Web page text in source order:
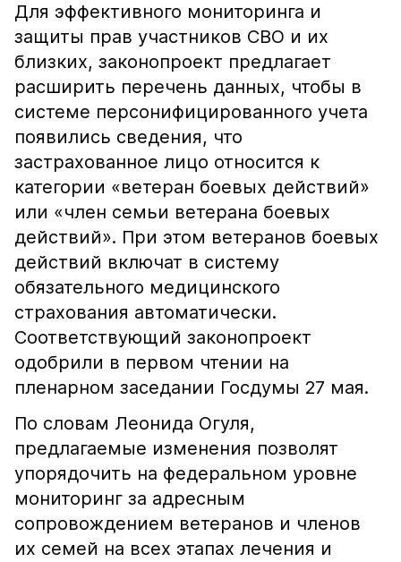
Для эффективного мониторинга и
защиты прав участников СВО и их
близких, законопроект предлагает
расширить перечень данных, чтобы в
системе персонифицированного учета
появились сведения, что
застрахованное лицо относится к
категории «ветеран боевых действий»
или «член семьи ветерана боевых
действий». При этом ветеранов боевых
действий включат в систему
обязательного медицинского
страхования автоматически.
Соответствующий законопроект
одобрили в первом чтении на
пленарном заседании Госдумы 27 мая.
По словам Леонида Огуля,
предлагаемые изменения позволят
упорядочить на федеральном уровне
мониторинг за адресным
сопровождением ветеранов и членов
их семей на всех этапах лечения и